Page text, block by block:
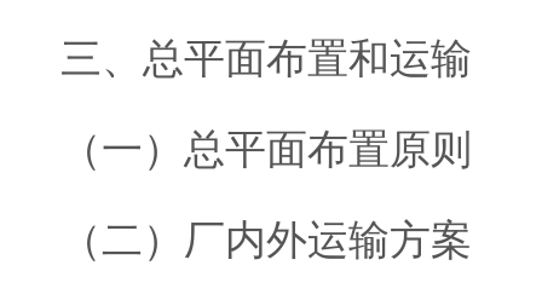
三、总平面布置和运输
（一）总平面布置原则
（二）厂内外运输方案